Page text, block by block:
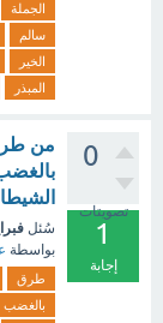
الجملة
سالم
الخير
المبذر
0
تصويتات
1
إجابة
من
سُئل
بواسطة
طرق
بالغضب